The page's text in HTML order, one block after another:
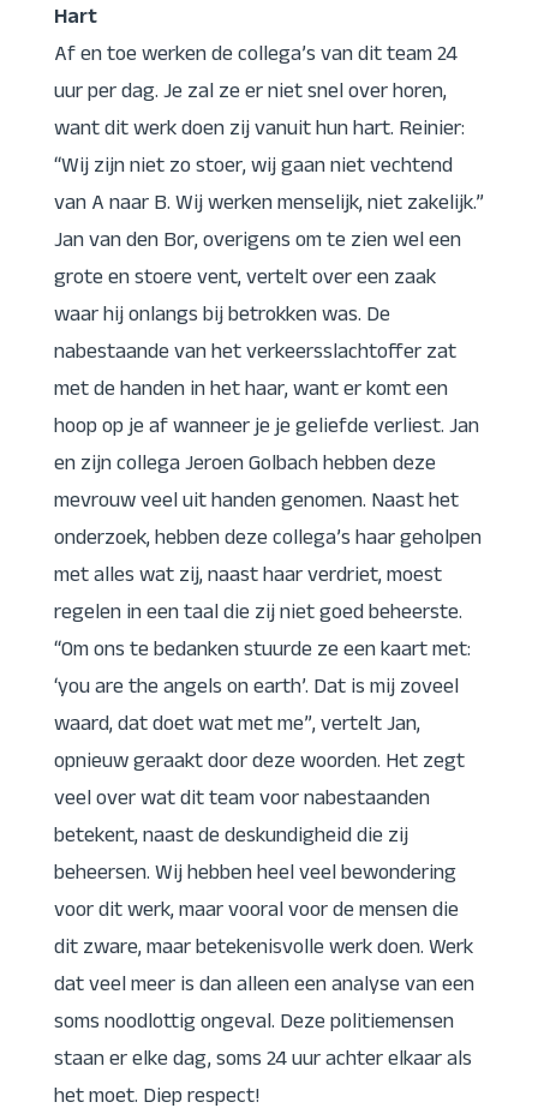
Hart
Af en toe werken de collega’s van dit team 24
uur per dag. Je zal ze er niet snel over horen,
want dit werk doen zij vanuit hun hart. Reinier:
“Wij zijn niet zo stoer, wij gaan niet vechtend
van A naar B. Wij werken menselijk, niet zakelijk.”
Jan van den Bor, overigens om te zien wel een
grote en stoere vent, vertelt over een zaak
waar hij onlangs bij betrokken was. De
nabestaande van het verkeersslachtoffer zat
met de handen in het haar, want er komt een
hoop op je af wanneer je je geliefde verliest. Jan
en zijn collega Jeroen Golbach hebben deze
mevrouw veel uit handen genomen. Naast het
onderzoek, hebben deze collega’s haar geholpen
met alles wat zij, naast haar verdriet, moest
regelen in een taal die zij niet goed beheerste.
“Om ons te bedanken stuurde ze een kaart met:
‘you are the angels on earth’. Dat is mij zoveel
waard, dat doet wat met me”, vertelt Jan,
opnieuw geraakt door deze woorden. Het zegt
veel over wat dit team voor nabestaanden
betekent, naast de deskundigheid die zij
beheersen. Wij hebben heel veel bewondering
voor dit werk, maar vooral voor de mensen die
dit zware, maar betekenisvolle werk doen. Werk
dat veel meer is dan alleen een analyse van een
soms noodlottig ongeval. Deze politiemensen
staan er elke dag, soms 24 uur achter elkaar als
het moet. Diep respect!